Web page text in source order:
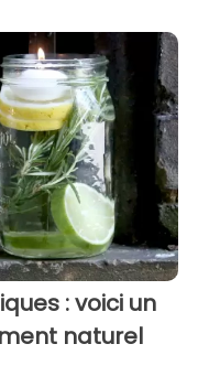
: voici un
naturel